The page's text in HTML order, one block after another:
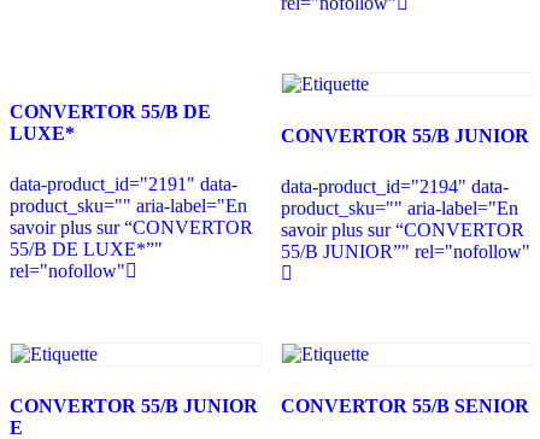
CONVERTOR 55/B DE
LUXE*
data-product_id="2191" data-
product_sku="" aria-label="En
savoir plus sur “CONVERTOR
55/B DE LUXE*”"
rel="nofollow"
CONVERTOR 55/B JUNIOR
data-product_id="2194" data-
product_sku="" aria-label="En
savoir plus sur “CONVERTOR
55/B JUNIOR”" rel="nofollow"
CONVERTOR 55/B JUNIOR
E
CONVERTOR 55/B SENIOR